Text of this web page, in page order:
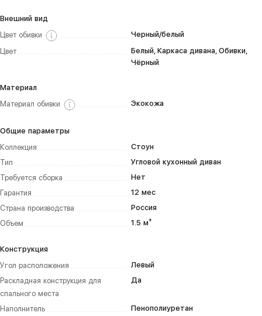
Внешний вид
Цвет обивки
Черный/белый
Цвет
Белый, Каркаса дивана, Обивки,
Чёрный
Материал
Материал обивки
Экокожа
Общие параметры
Коллекция
Стоун
Тип
Угловой кухонный диван
Требуется сборка
Нет
Гарантия
12 мес
Страна производства
Россия
Объем
1.5 м³
Конструкция
Угол расположения
Левый
Раскладная конструкция для
спального места
Да
Наполнитель Пенополиуретан